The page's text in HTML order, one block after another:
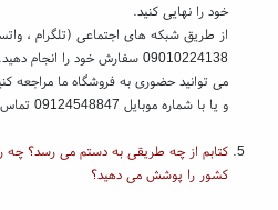
خود را نهایی کنید.
از طریق شبکه های اجتماعی (تلگرام ،
09010224138 سفارش خود را انجام دهید.
می توانید حضوری به فروشگاه ما مراجعه
و یا با شماره موبایل 09124548847 تماس بگیرید.
کتابم از چه طریقی به دستم می رسد؟ چه
کشور را پوشش می دهید؟